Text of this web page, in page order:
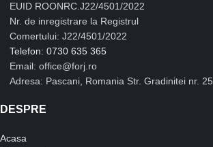
EUID ROONRC.J22/4501/2022
Nr. de inregistrare la Registrul
Comertului: J22/4501/2022
Telefon: 0730 635 365
Email: office@forj.ro
Adresa: Pascani, Romania Str. Gradinitei nr. 25
DESPRE
Acasa